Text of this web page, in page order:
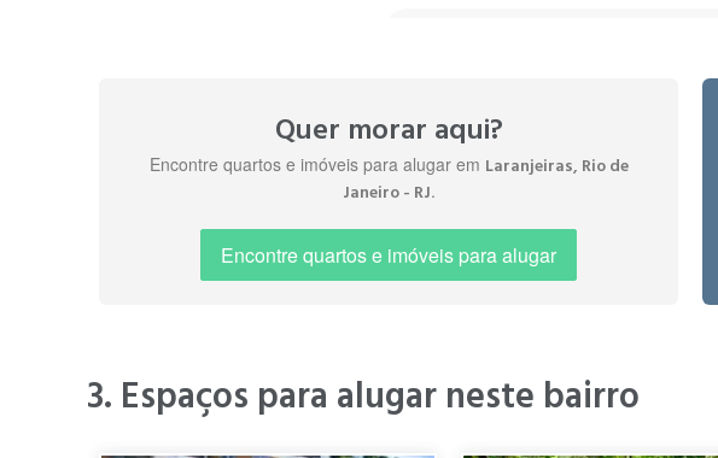
it appeals so strongly to those seeking
It is widely regarded as one of the most
foreign residents who prioritize a quiet
apartment buildings and historical
The main streets are lined with all the
eateries like the revitalized Mercadinho
leave the immediate area for daily
attractions such as the Casa Roberto
Lúcio Costa. The community spirit truly
simple connections to all major areas
a high degree of peace, security, and
Leonardo C.
há 10 meses
Quer morar aqui?
Encontre quartos e imóveis para alugar em Laranjeiras, Rio de
Janeiro - RJ.
Encontre quartos e imóveis para alugar
3. Espaços para alugar neste bairro